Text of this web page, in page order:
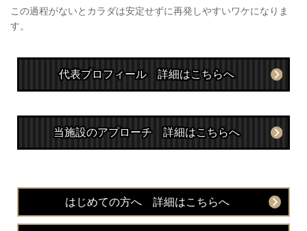
この過程がないとカラダは安定せずに再発しやすいワケになりま
す。
代表プロフィール 詳細はこちらへ
当施設のアプローチ 詳細はこちらへ
はじめての方へ 詳細はこちらへ